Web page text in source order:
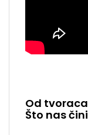
Od
Što nas